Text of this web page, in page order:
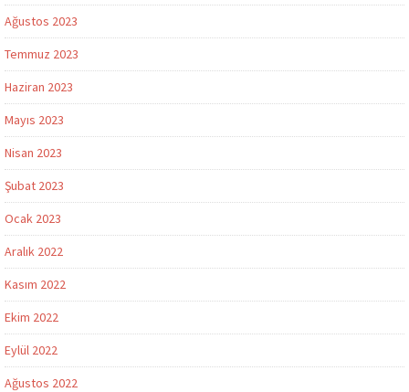
Ağustos 2023
Temmuz 2023
Haziran 2023
Mayıs 2023
Nisan 2023
Şubat 2023
Ocak 2023
Aralık 2022
Kasım 2022
Ekim 2022
Eylül 2022
Ağustos 2022